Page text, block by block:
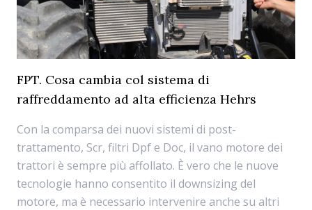
FPT. Cosa cambia col sistema di
raffreddamento ad alta efficienza Hehrs
Con la comparsa dei nuovi sistemi di post-
trattamento, Scr, filtri Dpf e Doc, il vano motore dei
trattori è sempre più affollato. È vero che le nuove
tecnologie hanno consentito il downsizing del
motore, ma è necessario intervenire anche su altri